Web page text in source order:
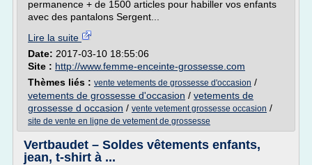
permanence + de 1500 articles pour habiller vos enfants
avec des pantalons Sergent...
Lire la suite
Date: 2017-03-10 18:55:06
Site : http://www.femme-enceinte-grossesse.com
Thèmes liés : vente vetements de grossesse d'occasion /
vetements de grossesse d'occasion / vetements de
grossesse d occasion / vente vetement grossesse occasion /
site de vente en ligne de vetement de grossesse
Vertbaudet – Soldes vêtements enfants,
jean, t-shirt à ...